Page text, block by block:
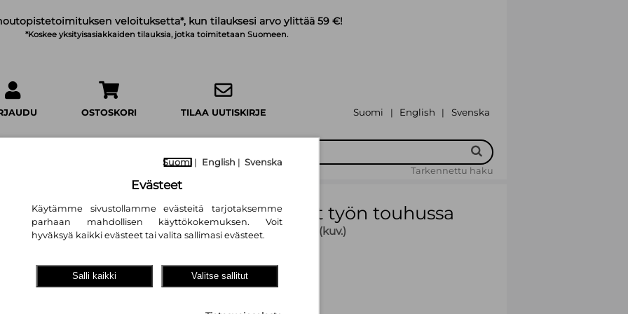
veloituksetta*, kun tilauksesi arvo ylittää 59 €!
*Koskee yksityisasiakkaiden tilauksia, jotka toimitetaan Suomeen.
OSTOSKORI TILAA UUTISKIRJE Suomi | English | Svenska
Tarkennettu haku
Tietopalat: Eläimet työn touhussa
Sini Kuparinen,Sini Kuparinen (kuv.)
11,60 €
Suomi | English | Svenska
Evästeet
Käytämme sivustollamme evästeitä tarjotaksemme
parhaan mahdollisen käyttökokemuksen. Voit
hyväksyä kaikki evästeet tai valita sallimasi evästeet.
Salli kaikki Valitse sallitut